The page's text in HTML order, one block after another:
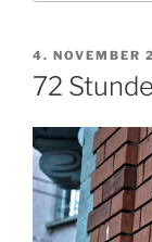
AM
4. NOVEMBER
72